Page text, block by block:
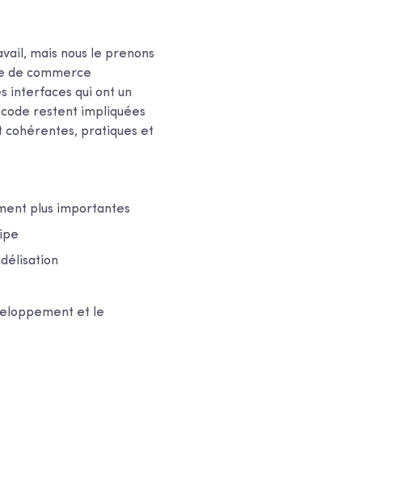
mais nous le prenons
de commerce
interfaces qui ont un
restent impliquées
cohérentes, pratiques et
plus importantes
et le